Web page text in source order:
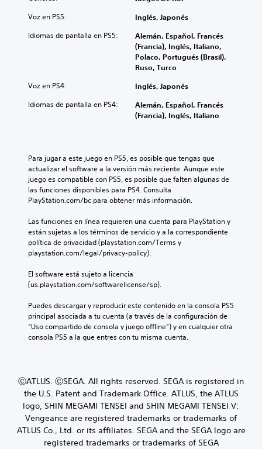
Voz en PS5: Inglés, Japonés
Idiomas de pantalla en PS5:
Alemán, Español, Francés
(Francia), Inglés, Italiano,
Polaco, Portugués (Brasil),
Ruso, Turco
Voz en PS4: Inglés, Japonés
Idiomas de pantalla en PS4:
Alemán, Español, Francés
(Francia), Inglés, Italiano
Para jugar a este juego en PS5, es posible que tengas que
actualizar el software a la versión más reciente. Aunque este
juego es compatible con PS5, es posible que falten algunas de
las funciones disponibles para PS4. Consulta
PlayStation.com/bc para obtener más información.
Las funciones en línea requieren una cuenta para PlayStation y
están sujetas a los términos de servicio y a la correspondiente
política de privacidad (playstation.com/Terms y
playstation.com/legal/privacy-policy).
El software está sujeto a licencia
(us.playstation.com/softwarelicense/sp).
Puedes descargar y reproducir este contenido en la consola PS5
principal asociada a tu cuenta (a través de la configuración de
“Uso compartido de consola y juego offline”) y en cualquier otra
consola PS5 a la que entres con tu misma cuenta.
ⒸATLUS. ⒸSEGA. All rights reserved. SEGA is registered in
the U.S. Patent and Trademark Office. ATLUS, the ATLUS
logo, SHIN MEGAMI TENSEI and SHIN MEGAMI TENSEI V:
Vengeance are registered trademarks or trademarks of
ATLUS Co., Ltd. or its affiliates. SEGA and the SEGA logo are
registered trademarks or trademarks of SEGA